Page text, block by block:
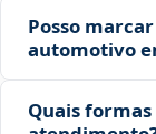
Posso
automotivo
Quais